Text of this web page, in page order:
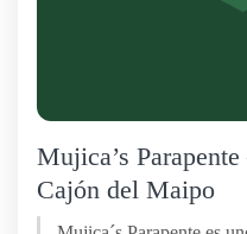
Mujica’s
Cajón del Maipo